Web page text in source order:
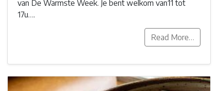
van De Warmste Week. Je bent welkom van11 tot
17u….
Read More…